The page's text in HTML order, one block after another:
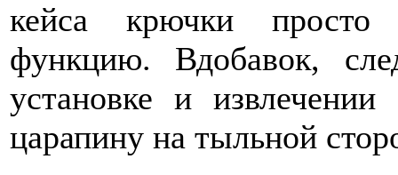
кейса крючки просто
функцию. Вдобавок,
установке и
царапину на тыльной